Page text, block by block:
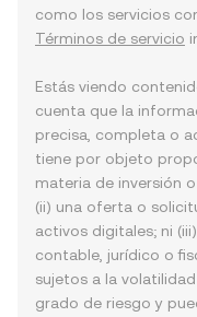
como los servicios
Términos de servicio
Estás viendo
cuenta que la
precisa, completa o
tiene por objeto
materia de inversión
(ii) una oferta o
activos digitales; ni
contable, jurídico o
sujetos a la
grado de riesgo y